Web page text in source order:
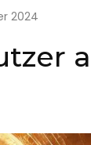
2024